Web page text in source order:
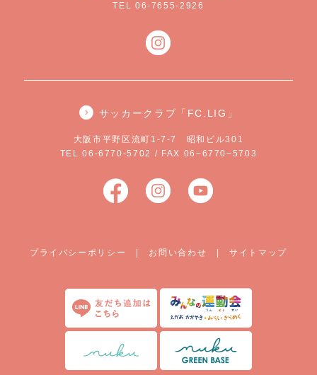
TEL 06-7655-2926
サッカークラブ「FC.LIG」
大阪市平野区流町1-7-7 昭和ビル301
TEL 06-6770-5702 / FAX 06−6770−5703
プライバシーポリシー お問い合わせ |サイトマップ